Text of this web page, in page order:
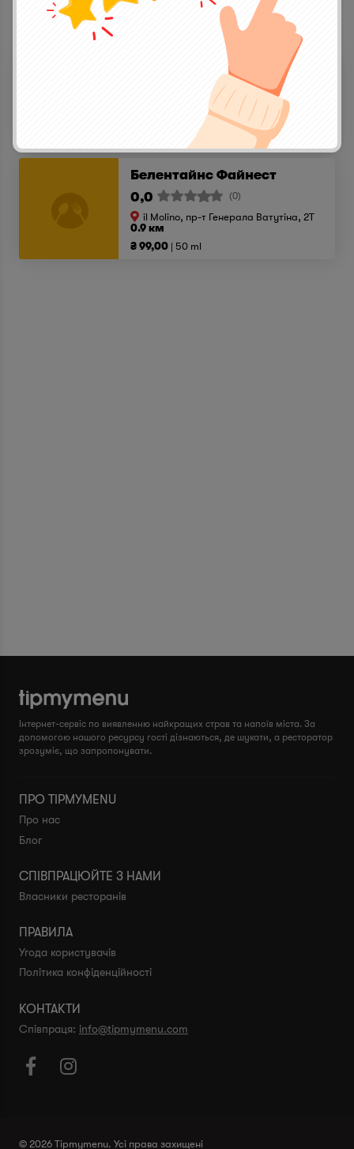
ІНШІ СТРАВИ
Чівас Рігал 12 років
il Molino, пр-т Генерала Ватутіна, 2T
50 ml
Белентайнс Файнест
0,0
(0)
il Molino, пр-т Генерала Ватутіна, 2T
0.9 км
₴ 99,00
50 ml
Інтернет-сервіс по виявленню найкращих страв та напоїв міста. За
допомогою нашого ресурсу гості дізнаються, де шукати, а ресторатор
зрозуміє, що запропонувати.
 
ПРО TIPMYMENU
Про нас
Блог
СПІВПРАЦЮЙТЕ З НАМИ
Власники ресторанів
ПРАВИЛА
Угода користувачів
Політика конфіденційності
КОНТАКТИ
Співпраця: info@tipmymenu.com
© 2026 Tipmymenu. Усі права захищені